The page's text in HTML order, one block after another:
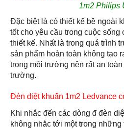
1m2 Philips
Đặc biệt là có thiết kế bề ngoài
tốt cho yêu cầu trong cuộc sống
thiết kế. Nhất là trong quá trình
sản phẩm hoàn toàn không tạo
trong môi trường nên rất an
trường.
Đèn diệt khuẩn 1m2 Ledvance
Khi nhắc đến các dòng đ đèn
không nhắc tới một trong